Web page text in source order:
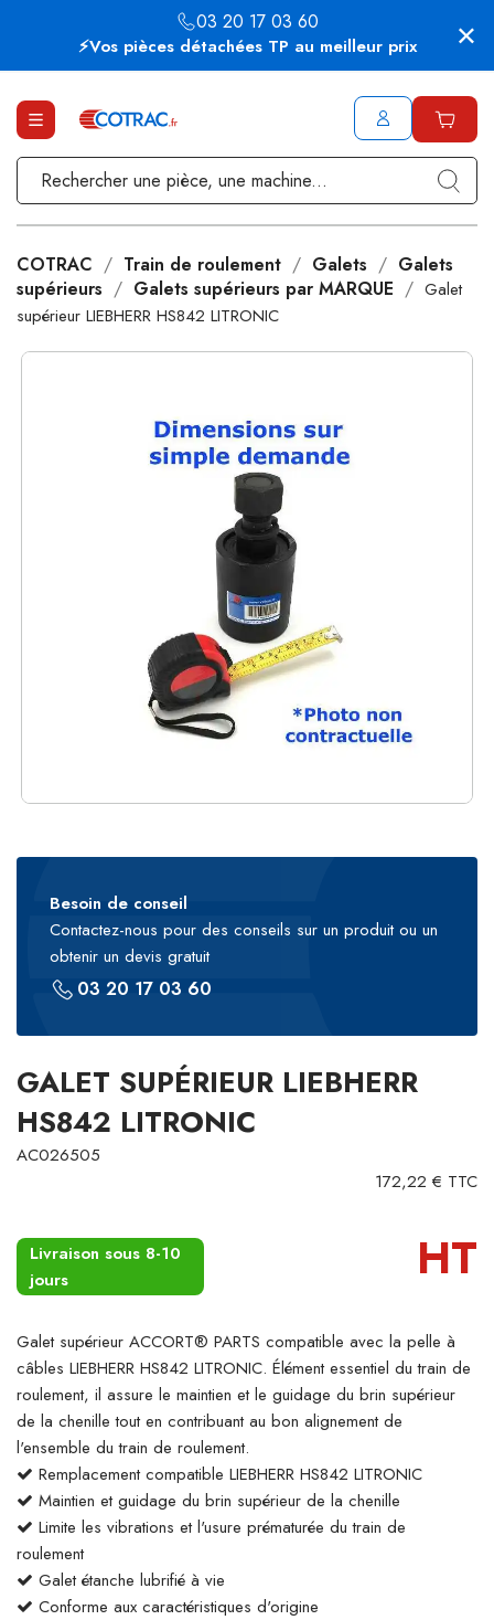
⚡Vos pièces détachées TP au meilleur prix
03 20 17 03 60
COTRAC Train de roulement Galets
Galets
supérieurs
Galets supérieurs par MARQUE
Galet
supérieur LIEBHERR HS842 LITRONIC
Besoin de conseil
Contactez-nous pour des conseils sur un produit ou un
obtenir un devis gratuit
03 20 17 03 60
GALET SUPÉRIEUR LIEBHERR
HS842 LITRONIC
AC026505
172,22 € TTC
Livraison sous 8-10
jours
HT
Galet supérieur ACCORT® PARTS compatible avec la pelle à
câbles LIEBHERR HS842 LITRONIC. Élément essentiel du train de
roulement, il assure le maintien et le guidage du brin supérieur
de la chenille tout en contribuant au bon alignement de
l'ensemble du train de roulement.
Remplacement compatible LIEBHERR HS842 LITRONIC
Maintien et guidage du brin supérieur de la chenille
Limite les vibrations et l'usure prématurée du train de
roulement
Galet étanche lubrifié à vie
Conforme aux caractéristiques d'origine